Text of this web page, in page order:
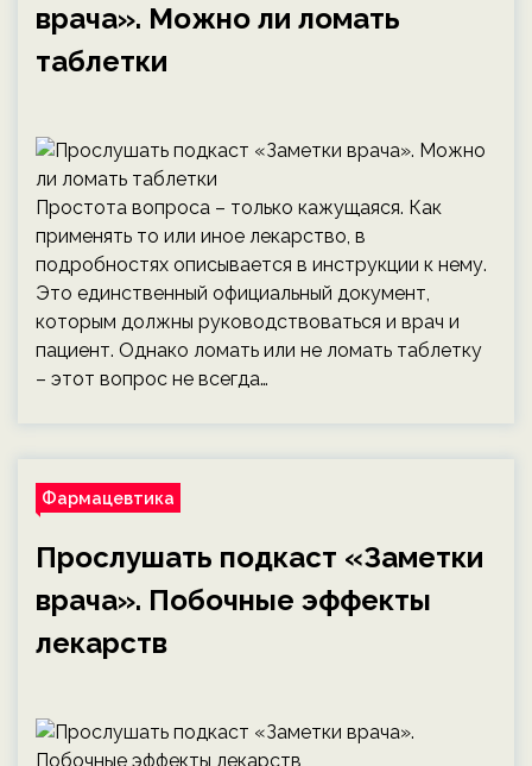
врача». Можно ли ломать
таблетки
Простота вопроса – только кажущаяся. Как
применять то или иное лекарство, в
подробностях описывается в инструкции к нему.
Это единственный официальный документ,
которым должны руководствоваться и врач и
пациент. Однако ломать или не ломать таблетку
– этот вопрос не всегда…
Фармацевтика
Прослушать подкаст «Заметки
врача». Побочные эффекты
лекарств